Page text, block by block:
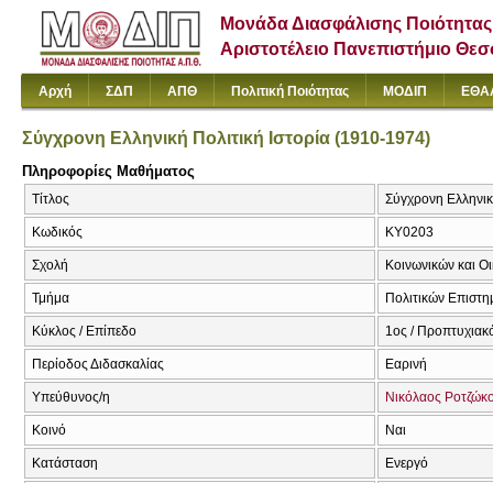
Μονάδα Διασφάλισης Ποιότητας
Αριστοτέλειο Πανεπιστήμιο
Αρχή ΣΔΠ ΑΠΘ Πολιτική Ποιότητας ΜΟΔΙΠ
Σύγχρονη Ελληνική Πολιτική Ιστορία (1910-1974)
Πληροφορίες Μαθήματος
Τίτλος Σύγχρονη
Κωδικός ΚΥ0203
Σχολή Κοινωνικών και
Τμήμα Πολιτικών
Κύκλος / Επίπεδο 1ος /
Περίοδος Διδασκαλίας Εαρινή
Υπεύθυνος/η Νικόλαος
Κοινό Ναι
Κατάσταση Ενεργό